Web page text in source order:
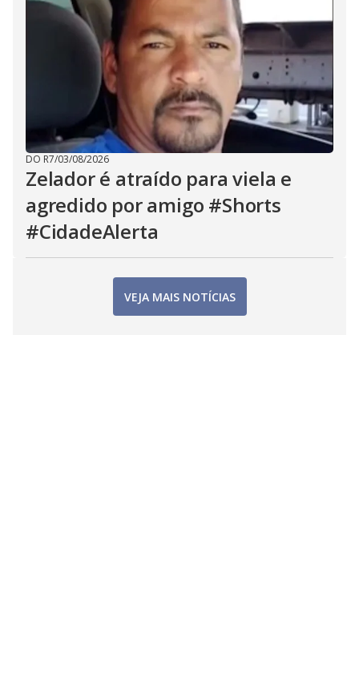
DO R7/03/08/2026
Zelador é atraído para viela e
agredido por amigo #Shorts
#CidadeAlerta
VEJA MAIS NOTÍCIAS